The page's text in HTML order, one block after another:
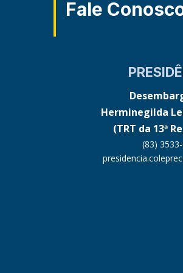
Fale
Herminegilda
(TRT da 13ª
(83)